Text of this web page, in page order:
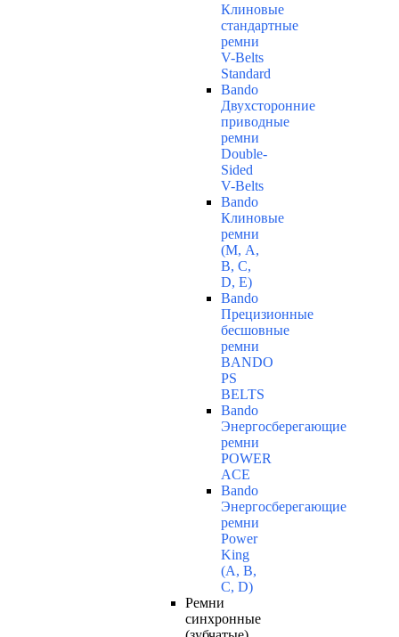
Клиновые
стандартные
ремни
V-Belts
Standard
Bando
Двухсторонние
приводные
ремни
Double-
Sided
V-Belts
Bando
Клиновые
ремни
(М, A,
B, C,
D, Е)
Bando
Прецизионные
бесшовные
ремни
BANDO
PS
BELTS
Bando
Энергосберегающие
ремни
POWER
ACE
Bando
Энергосберегающие
ремни
Power
King
(A, B,
C, D)
Ремни
синхронные